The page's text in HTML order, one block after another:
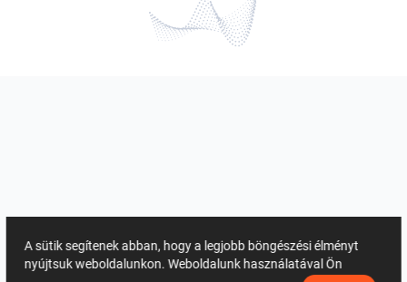
A sütik segítenek abban, hogy a legjobb böngészési élményt
nyújtsuk weboldalunkon. Weboldalunk használatával Ön